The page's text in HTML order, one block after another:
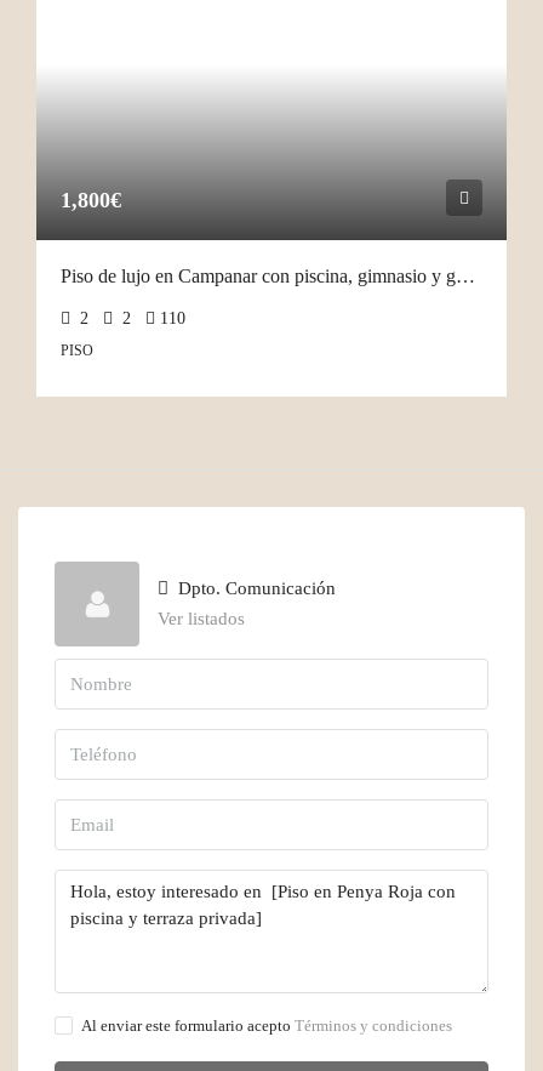
1,800€
Piso de lujo en Campanar con piscina, gimnasio y garaje
2 2 110
PISO
Dpto. Comunicación
Ver listados
Al enviar este formulario acepto Términos y condiciones